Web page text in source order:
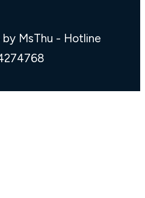
MsThu - Hotline